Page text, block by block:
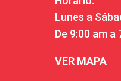
Lunes a
De 9:00 am a
VER MAPA